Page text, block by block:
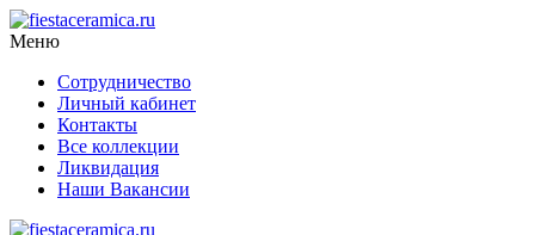
Меню
Сотрудничество
Личный кабинет
Контакты
Все коллекции
Ликвидация
Наши Вакансии